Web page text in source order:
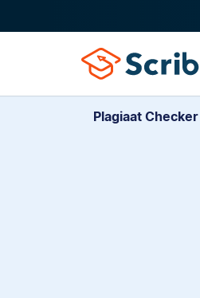
Plagiaat Checker